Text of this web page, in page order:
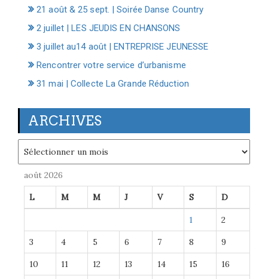
21 août & 25 sept. | Soirée Danse Country
2 juillet | LES JEUDIS EN CHANSONS
3 juillet au14 août | ENTREPRISE JEUNESSE
Rencontrer votre service d’urbanisme
31 mai | Collecte La Grande Réduction
ARCHIVES
août 2026
L M M J V S D
1 2
3 4 5 6 7 8 9
10 11 12 13 14 15 16